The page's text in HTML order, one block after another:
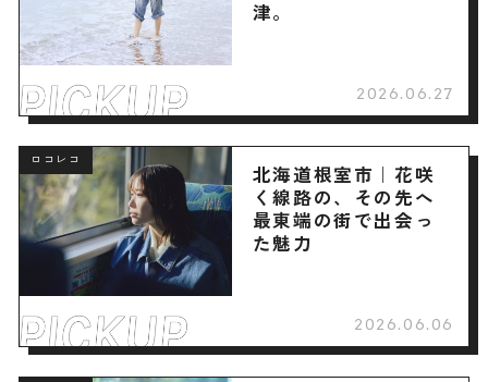
津。
2026.06.27
ロコレコ
北海道根室市｜花咲
く線路の、その先へ
最東端の街で出会っ
た魅力
2026.06.06